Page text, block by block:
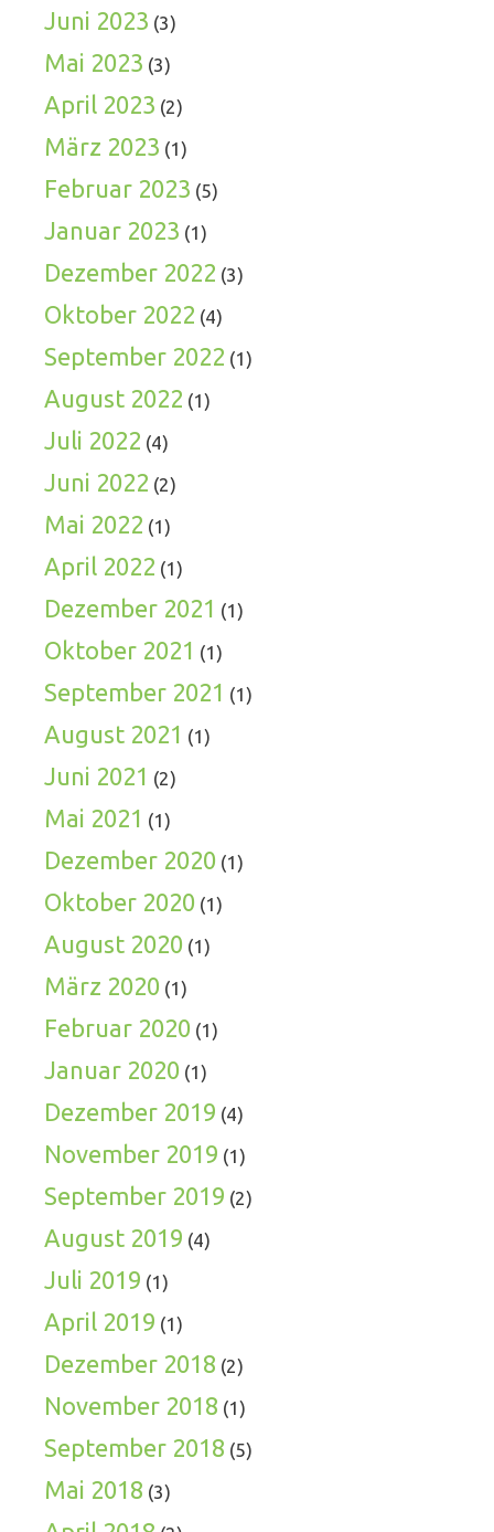
Juni 2023 (3)
Mai 2023 (3)
April 2023 (2)
März 2023 (1)
Februar 2023 (5)
Januar 2023 (1)
Dezember 2022 (3)
Oktober 2022 (4)
September 2022 (1)
August 2022 (1)
Juli 2022 (4)
Juni 2022 (2)
Mai 2022 (1)
April 2022 (1)
Dezember 2021 (1)
Oktober 2021 (1)
September 2021 (1)
August 2021 (1)
Juni 2021 (2)
Mai 2021 (1)
Dezember 2020 (1)
Oktober 2020 (1)
August 2020 (1)
März 2020 (1)
Februar 2020 (1)
Januar 2020 (1)
Dezember 2019 (4)
November 2019 (1)
September 2019 (2)
August 2019 (4)
Juli 2019 (1)
April 2019 (1)
Dezember 2018 (2)
November 2018 (1)
September 2018 (5)
Mai 2018 (3)